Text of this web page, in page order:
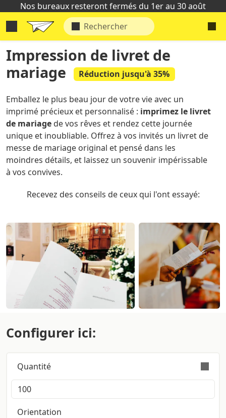
Nos bureaux resteront fermés du 1er au 30 août
Impression de livret de
mariage
Réduction jusqu'à 35%
Emballez le plus beau jour de votre vie avec un
imprimé précieux et personnalisé : imprimez le livret
de mariage de vos rêves et rendez cette journée
unique et inoubliable. Offrez à vos invités un livret de
messe de mariage original et pensé dans les
moindres détails, et laissez un souvenir impérissable
à vos convives.
Recevez des conseils de ceux qui l'ont essayé:
Configurer ici:
Quantité
La commande est effectuée valablement avec une
tolérance sur la quantité de +/- 5%
Orientation